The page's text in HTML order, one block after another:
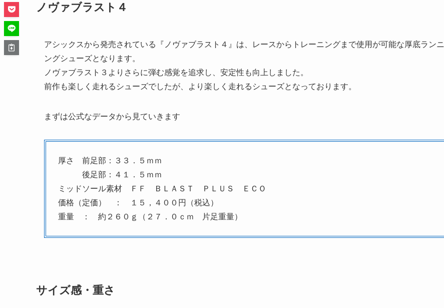
ノヴァブラスト４
アシックスから発売されている『ノヴァブラスト４』は、レースからトレーニングまで使用が可能な厚底ランニ
ングシューズとなります。
ノヴァブラスト３よりさらに弾む感覚を追求し、安定性も向上 しました。
前作も楽しく走れるシューズでしたが、より楽しく走れるシューズとなっております。
まずは公式なデータから見ていきます
厚さ 前足部：３３．５ｍｍ
後足部：４１．５ｍｍ
ミッドソール素材 ＦＦ ＢＬＡＳＴ ＰＬＵＳ ＥＣＯ
価格（定価） ： １５，４００円（税込）
重量 ： 約２６０ｇ（２７．０ｃｍ 片足重量）
サイズ感・重さ